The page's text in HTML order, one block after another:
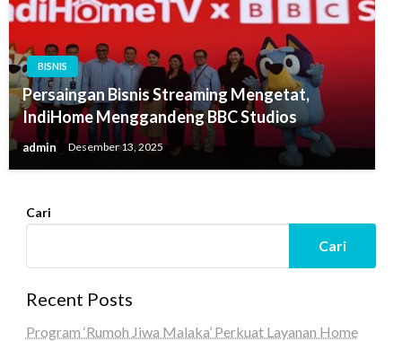
BISNIS
Persaingan Bisnis Streaming Mengetat,
IndiHome Menggandeng BBC Studios
admin Desember 13, 2025
Cari
Cari
Recent Posts
Program ‘Rumoh Jiwa Malaka’ Perkuat Layanan Home